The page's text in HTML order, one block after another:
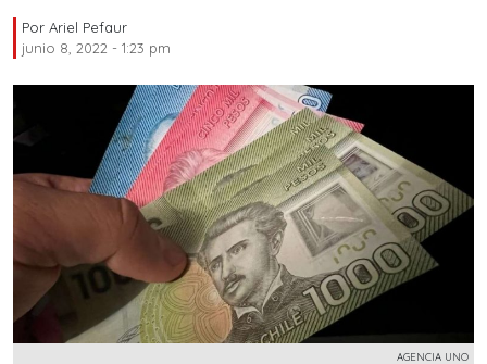
Por Ariel Pefaur
junio 8, 2022 - 1:23 pm
AGENCIA UNO